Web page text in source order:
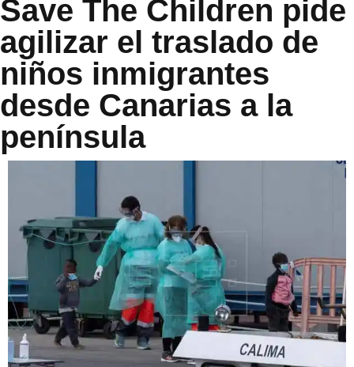
Save The Children pide
agilizar el traslado de
niños inmigrantes
desde Canarias a la
península